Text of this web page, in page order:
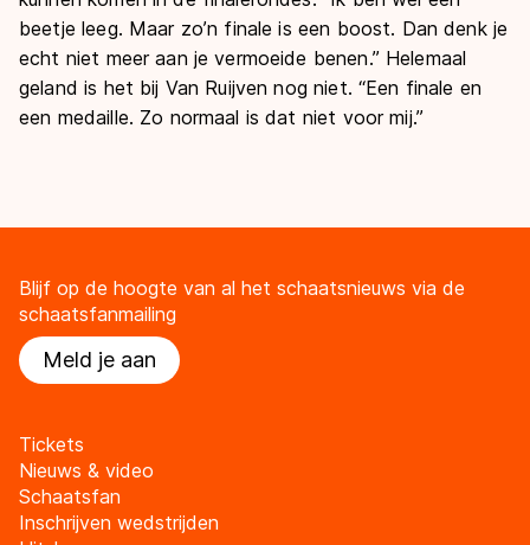
beetje leeg. Maar zo’n finale is een boost. Dan denk je
echt niet meer aan je vermoeide benen.” Helemaal
geland is het bij Van Ruijven nog niet. “Een finale en
een medaille. Zo normaal is dat niet voor mij.”
Blijf op de hoogte van al het schaatsnieuws via de
schaatsfanmailing
Meld je aan
Tickets
Nieuws & video
Schaatsfan
Inschrijven wedstrijden